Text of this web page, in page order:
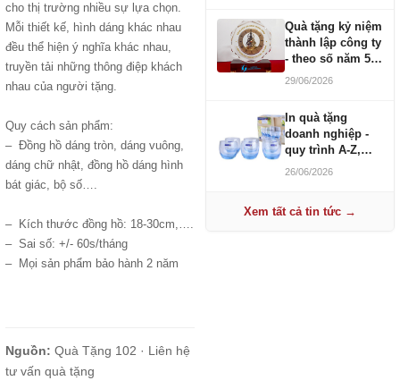
cho thị trường nhiều sự lựa chọn.
Mỗi thiết kế, hình dáng khác nhau
đều thể hiện ý nghĩa khác nhau,
truyền tải những thông điệp khách
nhau của người tặng.
Quy cách sản phẩm:
– Đồng hồ dáng tròn, dáng vuông,
dáng chữ nhật, đồng hồ dáng hình
bát giác, bộ số….
– Kích thước đồng hồ: 18-30cm,….
– Sai số: +/- 60s/tháng
– Mọi sản phẩm bảo hành 2 năm
Nguồn: Quà Tặng 102 · Liên hệ
tư vấn quà tặng
Quà tặng kỷ niệm
thành lập công ty
- theo số năm 5,
10, 20, 30, 50
29/06/2026
In quà tặng
doanh nghiệp -
quy trình A-Z,
báo giá và thời
26/06/2026
Xem tất cả tin tức →